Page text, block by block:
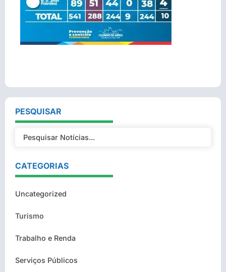
PESQUISAR
CATEGORIAS
Uncategorized
Turismo
Trabalho e Renda
Serviços Públicos